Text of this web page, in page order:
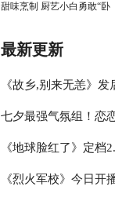
甜味烹制 厨艺小白勇敢“卧
最新更新
《故乡,别来无恙》发
汐李雪琴史策王子璇
七夕最强气氛组！恋
甜蜜陪伴不打烊
《地球脸红了》定档
情一触即发
《烈火军校》今日开